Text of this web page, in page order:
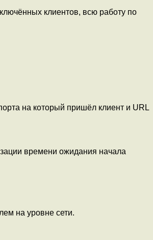
клиентов, всю работу по
на который пришёл клиент и URL
времени ожидания начала
на уровне сети.